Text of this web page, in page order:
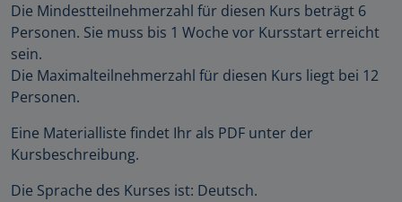
Die Mindestteilnehmerzahl für diesen Kurs beträgt 6
Personen. Sie muss bis 1 Woche vor Kursstart erreicht
sein.
Die Maximalteilnehmerzahl für diesen Kurs liegt bei 12
Personen.
Eine Materialliste findet Ihr als PDF unter der
Kursbeschreibung.
Die Sprache des Kurses ist: Deutsch.